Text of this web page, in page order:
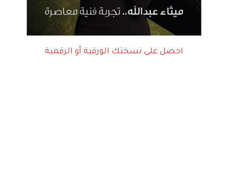
احصل على نسختك الورقية أو الرقمية